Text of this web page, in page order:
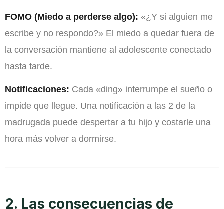
FOMO (Miedo a perderse algo): «¿Y si alguien me
escribe y no respondo?» El miedo a quedar fuera de
la conversación mantiene al adolescente conectado
hasta tarde.
Notificaciones: Cada «ding» interrumpe el sueño o
impide que llegue. Una notificación a las 2 de la
madrugada puede despertar a tu hijo y costarle una
hora más volver a dormirse.
2. Las consecuencias de